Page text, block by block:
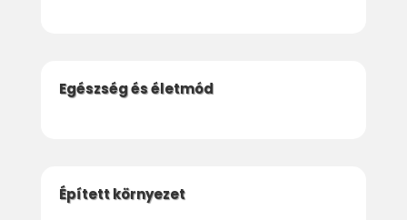
Egészség és életmód
Épített környezet